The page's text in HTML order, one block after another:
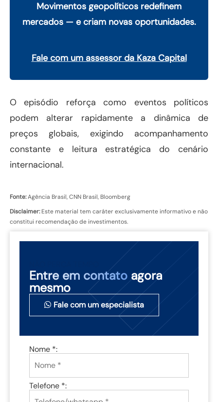
Movimentos geopolíticos redefinem
mercados — e criam novas oportunidades.
Fale com um assessor da Kaza Capital
O episódio reforça como eventos políticos
podem alterar rapidamente a dinâmica de
preços globais, exigindo acompanhamento
constante e leitura estratégica do cenário
internacional.
Fonte:Agência Brasil, CNN Brasil, Bloomberg
Disclaimer:Este material tem caráter exclusivamente informativo e não
constitui recomendação de investimentos.
Entre em contato agora
mesmo
Fale com um especialista
Nome *:
Telefone *: